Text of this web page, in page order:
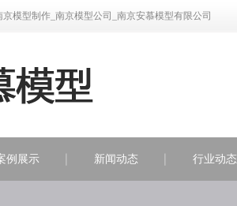
模型制作_南京模型公司_南京安慕模型有限公司
例展示 新闻动态 行业动态